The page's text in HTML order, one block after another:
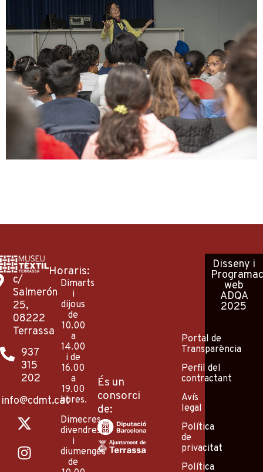
c/
Salmerón
25,
08222
Terrassa
937
315
202
info@cdmt.cat
X
-
t
w
I
n
s
t
F
a
c
e
P
i
n
t
Y
o
u
t
Horaris:
Dimarts
i
dijous
de
10.00
a
14.00
i de
16.00
a
19.00
hores.
Dimecres,
divendres
i
diumenges
de
És un
consorci
de:
Portal de
Transparència
Perfil del
contractant
Avís
legal
Política
de
privacitat
Política
Disseny i
web
ADQA
2025